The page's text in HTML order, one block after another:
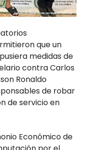
que un
medidas de
contra Carlos
Ronaldo
de robar
de servicio en
Económico de